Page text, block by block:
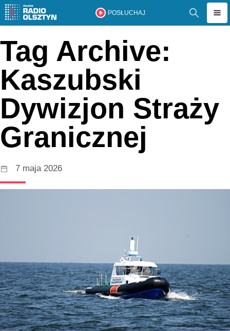
POSŁUCHAJ
Tag Archive:
Kaszubski
Dywizjon Straży
Granicznej
7 maja 2026